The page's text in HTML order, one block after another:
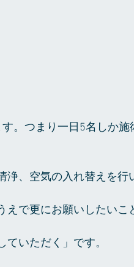
。つまり一日5名しか施
、空気の入れ替えを行
で更にお願いしたいこ
いただく」です。